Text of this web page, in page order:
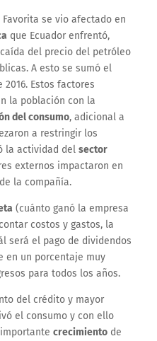
se vio afectado en
que Ecuador enfrentó,
del precio del petróleo
A esto se sumó el
Estos factores
la población con la
del consumo, adicional a
a restringir los
la actividad del sector
externos impactaron en
la compañía.
(cuánto ganó la empresa
costos y gastos, la
será el pago de dividendos
en un porcentaje muy
para todos los años.
del crédito y mayor
el consumo y con ello
crecimientode